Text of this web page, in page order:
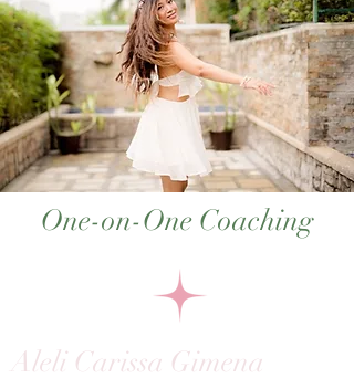
One-on-One Coaching
Aleli Carissa Gimena